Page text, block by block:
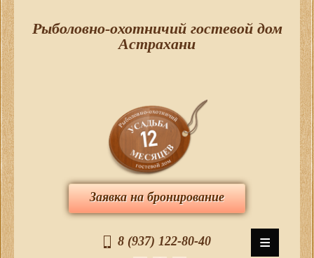
Рыболовно-охотничий гостевой дом
Астрахани
Заявка на бронирование
8 (937) 122-80-40 ≡